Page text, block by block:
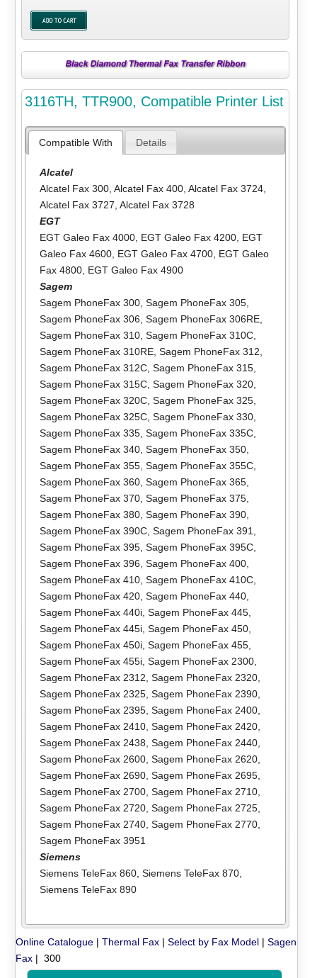
3116TH, TTR900, Compatible Printer List
Compatible With Details
Alcatel
Alcatel Fax 300, Alcatel Fax 400, Alcatel Fax 3724,
Alcatel Fax 3727, Alcatel Fax 3728
EGT
EGT Galeo Fax 4000, EGT Galeo Fax 4200, EGT
Galeo Fax 4600, EGT Galeo Fax 4700, EGT Galeo
Fax 4800, EGT Galeo Fax 4900
Sagem
Sagem PhoneFax 300, Sagem PhoneFax 305,
Sagem PhoneFax 306, Sagem PhoneFax 306RE,
Sagem PhoneFax 310, Sagem PhoneFax 310C,
Sagem PhoneFax 310RE, Sagem PhoneFax 312,
Sagem PhoneFax 312C, Sagem PhoneFax 315,
Sagem PhoneFax 315C, Sagem PhoneFax 320,
Sagem PhoneFax 320C, Sagem PhoneFax 325,
Sagem PhoneFax 325C, Sagem PhoneFax 330,
Sagem PhoneFax 335, Sagem PhoneFax 335C,
Sagem PhoneFax 340, Sagem PhoneFax 350,
Sagem PhoneFax 355, Sagem PhoneFax 355C,
Sagem PhoneFax 360, Sagem PhoneFax 365,
Sagem PhoneFax 370, Sagem PhoneFax 375,
Sagem PhoneFax 380, Sagem PhoneFax 390,
Sagem PhoneFax 390C, Sagem PhoneFax 391,
Sagem PhoneFax 395, Sagem PhoneFax 395C,
Sagem PhoneFax 396, Sagem PhoneFax 400,
Sagem PhoneFax 410, Sagem PhoneFax 410C,
Sagem PhoneFax 420, Sagem PhoneFax 440,
Sagem PhoneFax 440i, Sagem PhoneFax 445,
Sagem PhoneFax 445i, Sagem PhoneFax 450,
Sagem PhoneFax 450i, Sagem PhoneFax 455,
Sagem PhoneFax 455i, Sagem PhoneFax 2300,
Sagem PhoneFax 2312, Sagem PhoneFax 2320,
Sagem PhoneFax 2325, Sagem PhoneFax 2390,
Sagem PhoneFax 2395, Sagem PhoneFax 2400,
Sagem PhoneFax 2410, Sagem PhoneFax 2420,
Sagem PhoneFax 2438, Sagem PhoneFax 2440,
Sagem PhoneFax 2600, Sagem PhoneFax 2620,
Sagem PhoneFax 2690, Sagem PhoneFax 2695,
Sagem PhoneFax 2700, Sagem PhoneFax 2710,
Sagem PhoneFax 2720, Sagem PhoneFax 2725,
Sagem PhoneFax 2740, Sagem PhoneFax 2770,
Sagem PhoneFax 3951
Siemens
Siemens TeleFax 860, Siemens TeleFax 870,
Siemens TeleFax 890
Online Catalogue |Thermal Fax |Select by Fax Model |Sagen
Fax | 300